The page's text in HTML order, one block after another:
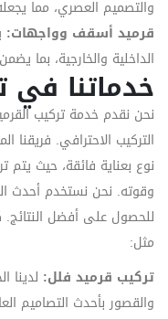
والتصميم العصري، مما
قرميد أسقف وواجهات:
الداخلية والخارجية، بما
خدماتنا في
نحن نقدم خدمة تركيب
التركيب الاحترافي.
نوع بعناية فائقة، حيث يتم
وقوته. نحن نستخدم أحدث
للحصول على أفضل النتائج.
مثل:
تركيب قرميد فلل: لدينا
والقصور بأحدث التصاميم